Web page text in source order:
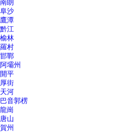
南朗
阜沙
鷹潭
黔江
榆林
羅村
邯鄲
阿壩州
開平
厚街
天河
巴音郭楞
龍崗
唐山
賀州